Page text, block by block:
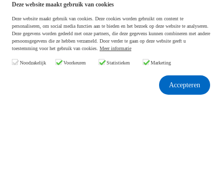
Deze website maakt gebruik van cookies
Deze website maakt gebruik van cookies. Deze cookies worden gebruikt om content te
personaliseren, om social media functies aan te bieden en het bezoek op deze website te analyseren.
Deze gegevens worden gedeeld met onze partners, die deze gegevens kunnen combineren met andere
persoonsgegevens die ze hebben verzameld. Door verder te gaan op deze website geeft u
toestemming voor het gebruik van cookies. Meer informatie
Noodzakelijk Voorkeuren Statistieken Marketing
Accepteren